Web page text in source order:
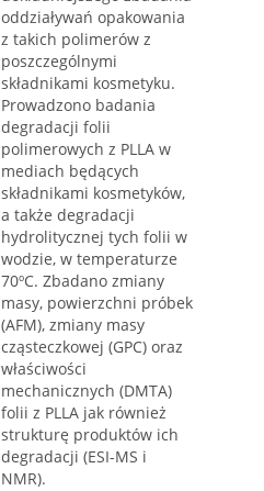
oddziaływań opakowania
z takich polimerów z
poszczególnymi
składnikami kosmetyku.
Prowadzono badania
degradacji folii
polimerowych z PLLA w
mediach będących
składnikami kosmetyków,
a także degradacji
hydrolitycznej tych folii w
wodzie, w temperaturze
70ºC. Zbadano zmiany
masy, powierzchni próbek
(AFM), zmiany masy
cząsteczkowej (GPC) oraz
właściwości
mechanicznych (DMTA)
folii z PLLA jak również
strukturę produktów ich
degradacji (ESI-MS i
NMR).